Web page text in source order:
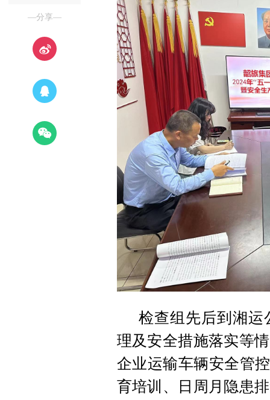
—分享—
检查组先后到湘运
理及安全措施落实等
企业运输车辆安全管
育培训、日周月隐患